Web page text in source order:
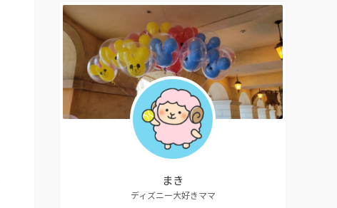
まき
ディズニー大好きママ